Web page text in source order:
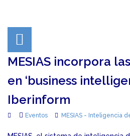
MESIAS incorpora
en ‘business
Iberinform
Eventos MESIAS - Inteligencia